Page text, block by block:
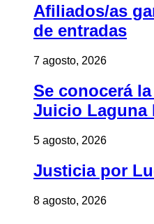
Afiliados/as
de entradas
7 agosto, 2026
Se conocerá
Juicio Laguna
5 agosto, 2026
Justicia por
8 agosto, 2026